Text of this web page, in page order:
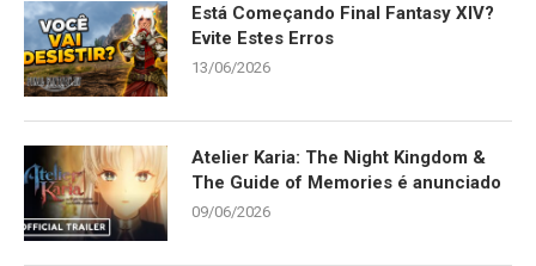
Está Começando Final Fantasy XIV?
Evite Estes Erros
13/06/2026
Atelier Karia: The Night Kingdom &
The Guide of Memories é anunciado
09/06/2026